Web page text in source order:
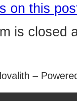
on this
is closed
–